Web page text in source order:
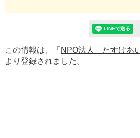
この情報は、「 NPO法人 たすけあ
より登録されました。